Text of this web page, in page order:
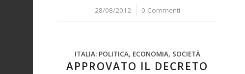
28/08/2012
/ 0 Commenti
ITALIA: POLITICA, ECONOMIA, SOCIETÀ
APPROVATO IL DECRETO